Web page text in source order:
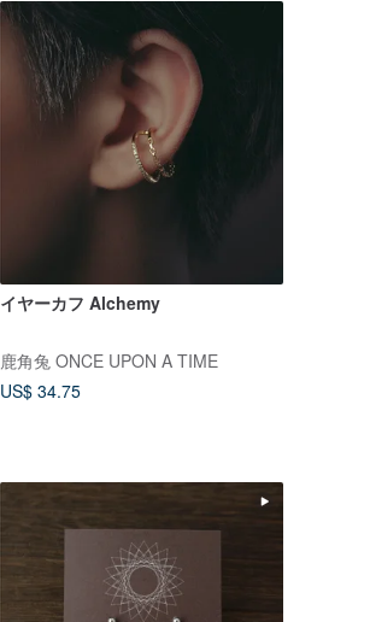
イヤーカフ Alchemy
鹿角兔 ONCE UPON A TIME
US$ 34.75